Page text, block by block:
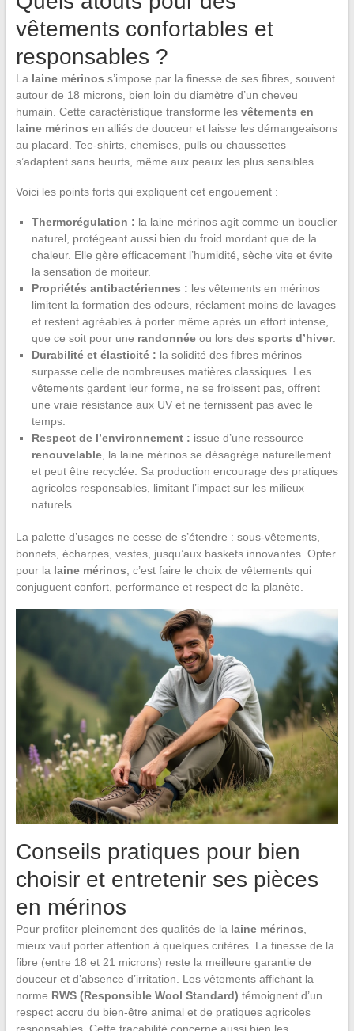
vêtements confortables et
responsables ?
La laine mérinos s’impose par la finesse de ses fibres, souvent
autour de 18 microns, bien loin du diamètre d’un cheveu
humain. Cette caractéristique transforme les vêtements en
laine mérinos en alliés de douceur et laisse les démangeaisons
au placard. Tee-shirts, chemises, pulls ou chaussettes
s’adaptent sans heurts, même aux peaux les plus sensibles.
Voici les points forts qui expliquent cet engouement :
Thermorégulation : la laine mérinos agit comme un bouclier
naturel, protégeant aussi bien du froid mordant que de la
chaleur. Elle gère efficacement l’humidité, sèche vite et évite
la sensation de moiteur.
Propriétés antibactériennes : les vêtements en mérinos
limitent la formation des odeurs, réclament moins de lavages
et restent agréables à porter même après un effort intense,
que ce soit pour une randonnéeou lors des sports d’hiver.
Durabilité et élasticité : la solidité des fibres mérinos
surpasse celle de nombreuses matières classiques. Les
vêtements gardent leur forme, ne se froissent pas, offrent
une vraie résistance aux UV et ne ternissent pas avec le
temps.
Respect de l’environnement : issue d’une ressource
renouvelable, la laine mérinos se désagrège naturellement
et peut être recyclée. Sa production encourage des pratiques
agricoles responsables, limitant l’impact sur les milieux
naturels.
La palette d’usages ne cesse de s’étendre : sous-vêtements,
bonnets, écharpes, vestes, jusqu’aux baskets innovantes. Opter
pour la laine mérinos , c’est faire le choix de vêtements qui
conjuguent confort, performance et respect de la planète.
Conseils pratiques pour bien
choisir et entretenir ses pièces
en mérinos
Pour profiter pleinement des qualités de la laine mérinos
mieux vaut porter attention à quelques critères. La finesse de la
fibre (entre 18 et 21 microns) reste la meilleure garantie de
douceur et d’absence d’irritation. Les vêtements affichant la
norme RWS (Responsible Wool Standard) témoignent d’un
respect accru du bien-être animal et de pratiques agricoles